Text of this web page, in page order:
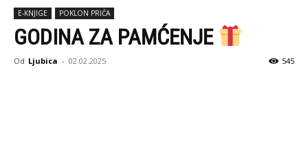
E-KNJIGE POKLON PRIČA
GODINA ZA PAMĆENJE
Od Ljubica - 02.02.2025 545